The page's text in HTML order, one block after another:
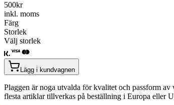
500kr
inkl. moms
Färg
Storlek
Välj storlek
Lägg i kundvagnen
Plaggen är noga utvalda för kvalitet och passform
flesta artiklar tillverkas på beställning i Europa eller